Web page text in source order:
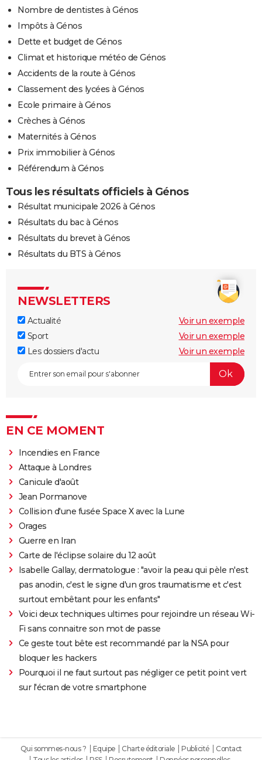
Nombre de dentistes à Génos
Impôts à Génos
Dette et budget de Génos
Climat et historique météo de Génos
Accidents de la route à Génos
Classement des lycées à Génos
Ecole primaire à Génos
Crèches à Génos
Maternités à Génos
Prix immobilier à Génos
Référendum à Génos
Tous les résultats officiels à Génos
Résultat municipale 2026 à Génos
Résultats du bac à Génos
Résultats du brevet à Génos
Résultats du BTS à Génos
NEWSLETTERS
Actualité
Voir un exemple
Sport
Voir un exemple
Les dossiers d'actu
Voir un exemple
EN CE MOMENT
Incendies en France
Attaque à Londres
Canicule d'août
Jean Pormanove
Collision d'une fusée Space X avec la Lune
Orages
Guerre en Iran
Carte de l'éclipse solaire du 12 août
Isabelle Gallay, dermatologue : "avoir la peau qui pèle n'est
pas anodin, c'est le signe d'un gros traumatisme et c'est
surtout embêtant pour les enfants"
Voici deux techniques ultimes pour rejoindre un réseau Wi-
Fi sans connaitre son mot de passe
Ce geste tout bête est recommandé par la NSA pour
bloquer les hackers
Pourquoi il ne faut surtout pas négliger ce petit point vert
sur l'écran de votre smartphone
Qui sommes-nous ? Equipe Charte éditoriale Publicité
Contact